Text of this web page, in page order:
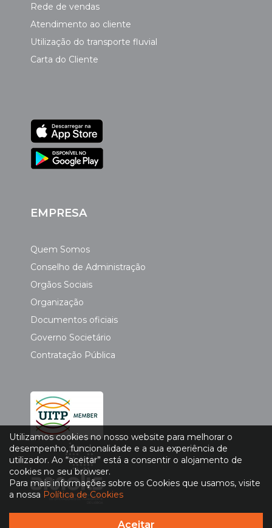
Rede de vendas
Atendimento ao cliente
Utilização do transporte fluvial
Carta do Cliente
EMPRESA
Quem Somos
Conselho de Administração
Orgãos Sociais
Organização
Documentos oficiais
Governo Societário
Contratação Pública
Política de Privacidade|Política de Cookies
Utilizamos cookies no nosso website para melhorar o
desempenho, funcionalidade e a sua experiência de
utilizador. Ao “aceitar” está a consentir o alojamento de
cookies no seu browser.
Para mais informações sobre os Cookies que usamos, visite
a nossa Política de Cookies
Aceitar